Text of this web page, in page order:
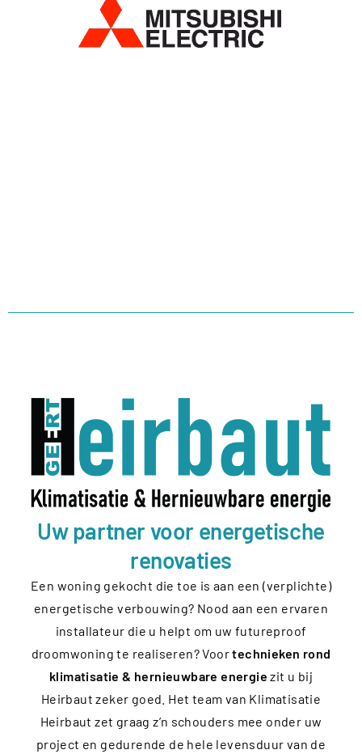
Uw partner voor energetische
renovaties
Een woning gekocht die toe is aan een (verplichte)
energetische verbouwing? Nood aan een ervaren
installateur die u helpt om uw futureproof
droomwoning te realiseren? Voortechnieken rond
klimatisatie & hernieuwbare energiezit u bij
Heirbaut zeker goed. Het team van Klimatisatie
Heirbaut zet graag z’n schouders mee onder uw
project en gedurende de hele levensduur van de